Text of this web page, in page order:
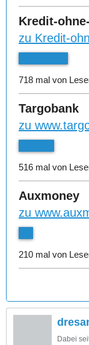
Kredit-
zu Kredit-
718 mal von
Targobank
zu
516 mal von
Auxmoney
zu
210 mal von
Dabei